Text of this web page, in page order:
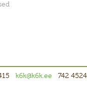
k6k@k6k.ee 742 4524